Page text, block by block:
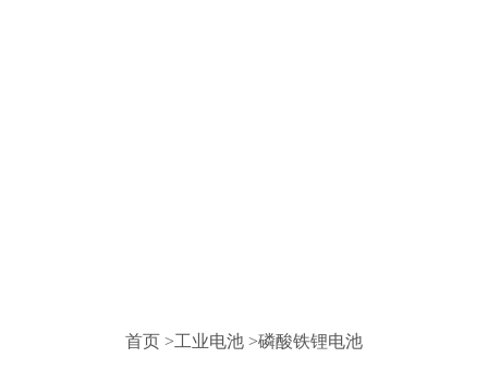
首页 >工业电池 >磷酸铁锂电池